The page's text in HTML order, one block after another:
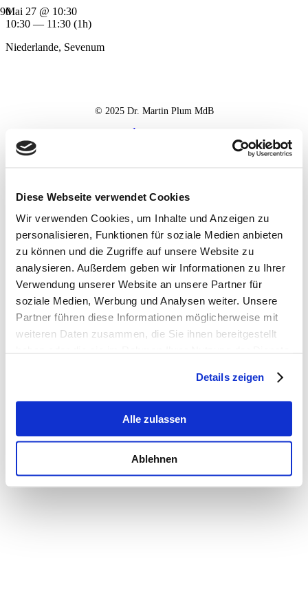
Diese Webseite verwendet Cookies
Wir verwenden Cookies, um Inhalte und Anzeigen zu
personalisieren, Funktionen für soziale Medien anbieten
zu können und die Zugriffe auf unsere Website zu
analysieren. Außerdem geben wir Informationen zu Ihrer
Verwendung unserer Website an unsere Partner für
soziale Medien, Werbung und Analysen weiter. Unsere
Partner führen diese Informationen möglicherweise mit
weiteren Daten zusammen, die Sie ihnen bereitgestellt
Details zeigen
Alle zulassen
Ablehnen
Mai 27 @ 10:30
10:30 — 11:30 (1h)
Niederlande, Sevenum
© 2025 Dr. Martin Plum MdB
Impressum